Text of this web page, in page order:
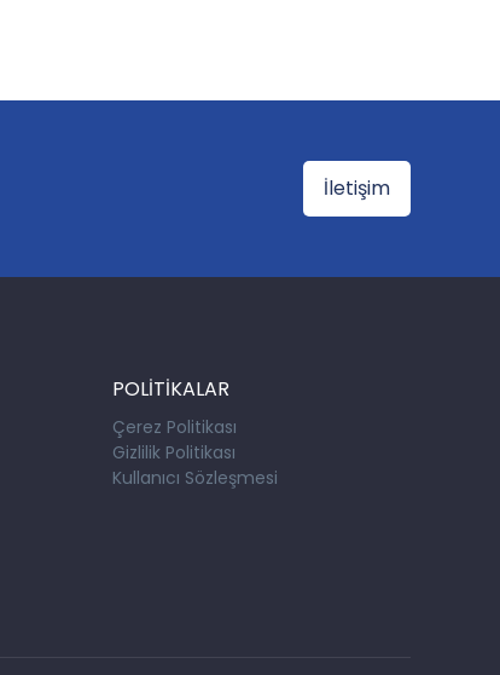
İletişim
POLİTİKALAR
Çerez Politikası
Gizlilik Politikası
Kullanıcı Sözleşmesi